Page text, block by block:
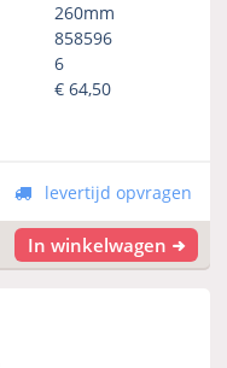
260mm
858596
6
€64,50
levertijd opvragen
In winkelwagen